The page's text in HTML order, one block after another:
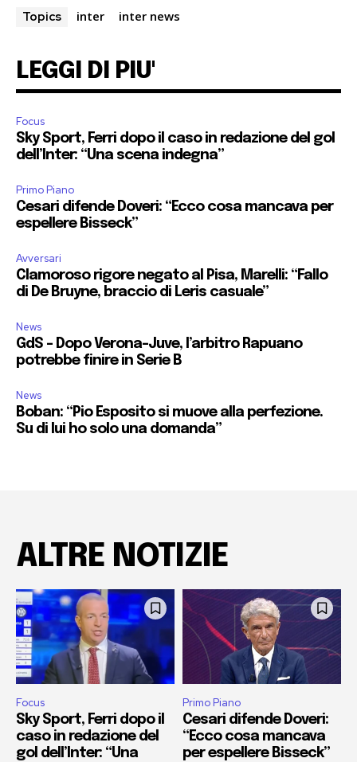
Topics inter inter news
LEGGI DI PIU'
Focus
Sky Sport, Ferri dopo il caso in redazione del gol
dell’Inter: “Una scena indegna”
Primo Piano
Cesari difende Doveri: “Ecco cosa mancava per
espellere Bisseck”
Avversari
Clamoroso rigore negato al Pisa, Marelli: “Fallo
di De Bruyne, braccio di Leris casuale”
News
GdS – Dopo Verona-Juve, l’arbitro Rapuano
potrebbe finire in Serie B
News
Boban: “Pio Esposito si muove alla perfezione.
Su di lui ho solo una domanda”
ALTRE NOTIZIE
Focus
Sky Sport, Ferri dopo il
caso in redazione del
gol dell’Inter: “Una
Primo Piano
Cesari difende Doveri:
“Ecco cosa mancava
per espellere Bisseck”